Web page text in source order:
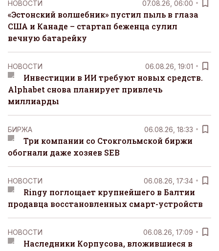
НОВОСТИ 07.08.26, 06:00
«Эстонский волшебник» пустил пыль в глаза
США и Канаде – стартап беженца сулил
вечную батарейку
НОВОСТИ 06.08.26, 19:01
Инвестиции в ИИ требуют новых средств.
Alphabet снова планирует привлечь
миллиарды
БИРЖА 06.08.26, 18:33
Три компании со Стокгольмской биржи
обогнали даже хозяев SEB
НОВОСТИ 06.08.26, 17:34
Ringy поглощает крупнейшего в Балтии
продавца восстановленных смарт-устройств
НОВОСТИ 06.08.26, 17:09
Наследники Корпусова, вложившиеся в